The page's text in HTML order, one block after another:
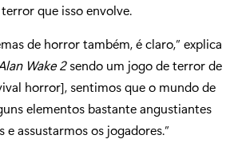
que isso envolve.
de horror também, é claro,” explica
Wake 2sendo um jogo de terror de
horror], sentimos que o mundo de
elementos bastante angustiantes
e assustarmos os jogadores.”